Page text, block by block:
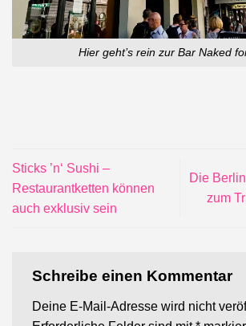
Hier geht’s rein zur Bar Naked
Sticks ’n‘ Sushi –
Restaurantketten können
auch exklusiv sein
Die
zum
Schreibe einen Kommentar
Deine E-Mail-Adresse wird nicht